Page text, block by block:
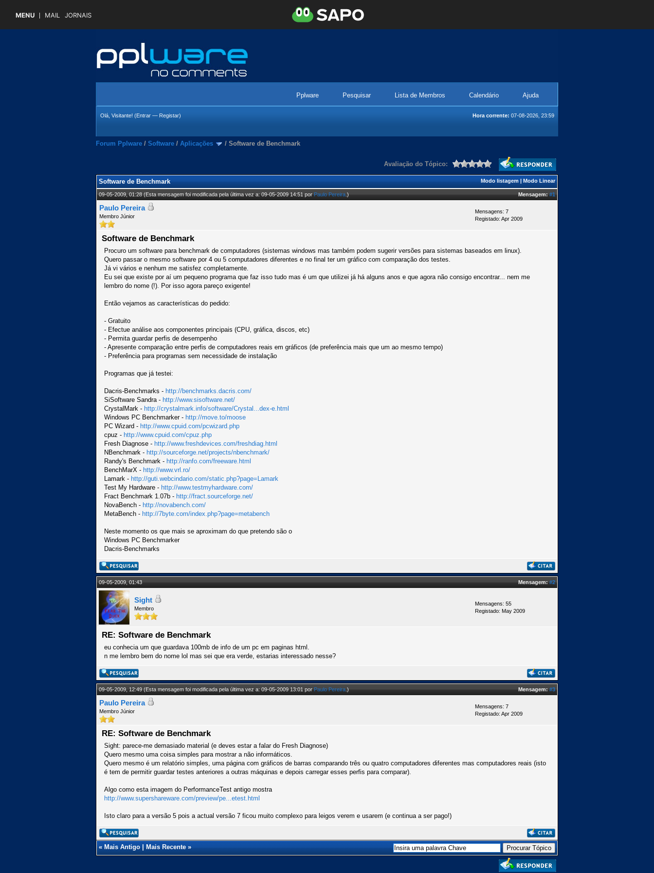
MENU MAIL JORNAIS
Pplware Pesquisar Lista de Membros Calendário Ajuda
Hora corrente: 07-08-2026, 23:59
Olá, Visitante! (Entrar — Registar)
Forum Pplware / Software / Aplicações / Software de Benchmark
Avaliação do Tópico:
Modo listagem | Modo Linear
Software de Benchmark
09-05-2009, 01:28(Esta mensagem foi modificada pela última vez a: 09-05-2009 14:51 porPaulo Pereira.) Mensagem:#1
Paulo Pereira
Membro Júnior
Mensagens: 7
Registado: Apr 2009
Software de Benchmark
Procuro um software para benchmark de computadores (sistemas windows mas também podem sugerir versões para sistemas baseados em linux).
Quero passar o mesmo software por 4 ou 5 computadores diferentes e no final ter um gráfico com comparação dos testes.
Já vi vários e nenhum me satisfez completamente.
Eu sei que existe por aí um pequeno programa que faz isso tudo mas é um que utilizei já há alguns anos e que agora não consigo encontrar... nem me
lembro do nome (!). Por isso agora pareço exigente!
Então vejamos as características do pedido:
- Gratuito
- Efectue análise aos componentes principais (CPU, gráfica, discos, etc)
- Permita guardar perfis de desempenho
- Apresente comparação entre perfis de computadores reais em gráficos (de preferência mais que um ao mesmo tempo)
- Preferência para programas sem necessidade de instalação
Programas que já testei:
Dacris-Benchmarks - http://benchmarks.dacris.com/
SiSoftware Sandra - http://www.sisoftware.net/
CrystalMark - http://crystalmark.info/software/Crystal...dex-e.html
Windows PC Benchmarker - http://move.to/moose
PC Wizard - http://www.cpuid.com/pcwizard.php
cpuz - http://www.cpuid.com/cpuz.php
Fresh Diagnose - http://www.freshdevices.com/freshdiag.html
NBenchmark - http://sourceforge.net/projects/nbenchmark/
Randy's Benchmark - http://ranfo.com/freeware.html
BenchMarX - http://www.vrl.ro/
Lamark - http://guti.webcindario.com/static.php?page=Lamark
Test My Hardware - http://www.testmyhardware.com/
Fract Benchmark 1.07b - http://fract.sourceforge.net/
NovaBench - http://novabench.com/
MetaBench - http://7byte.com/index.php?page=metabench
Neste momento os que mais se aproximam do que pretendo são o
Windows PC Benchmarker
Dacris-Benchmarks
09-05-2009, 01:43 Mensagem:#2
Sight
Membro
Mensagens: 55
Registado: May 2009
RE: Software de Benchmark
eu conhecia um que guardava 100mb de info de um pc em paginas html.
n me lembro bem do nome lol mas sei que era verde, estarias interessado nesse?
09-05-2009, 12:49(Esta mensagem foi modificada pela última vez a: 09-05-2009 13:01 porPaulo Pereira.) Mensagem:#3
Paulo Pereira
Membro Júnior
Mensagens: 7
Registado: Apr 2009
RE: Software de Benchmark
Sight: parece-me demasiado material (e deves estar a falar do Fresh Diagnose)
Quero mesmo uma coisa simples para mostrar a não informáticos.
Quero mesmo é um relatório simples, uma página com gráficos de barras comparando três ou quatro computadores diferentes mas computadores reais (isto
é tem de permitir guardar testes anteriores a outras máquinas e depois carregar esses perfis para comparar).
Algo como esta imagem do PerformanceTest antigo mostra
http://www.supershareware.com/preview/pe...etest.html
Isto claro para a versão 5 pois a actual versão 7 ficou muito complexo para leigos verem e usarem (e continua a ser pago!)
«Mais Antigo|Mais Recente»